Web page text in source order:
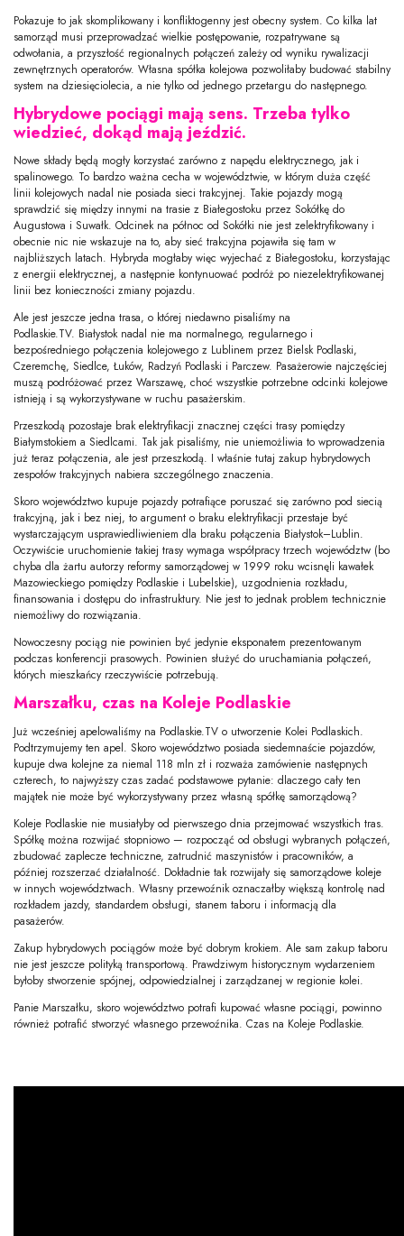
Pokazuje to jak skomplikowany i konfliktogenny jest obecny system. Co kilka lat
samorząd musi przeprowadzać wielkie postępowanie, rozpatrywane są
odwołania, a przyszłość regionalnych połączeń zależy od wyniku rywalizacji
zewnętrznych operatorów. Własna spółka kolejowa pozwoliłaby budować stabilny
system na dziesięciolecia, a nie tylko od jednego przetargu do następnego.
Hybrydowe pociągi mają sens. Trzeba tylko
wiedzieć, dokąd mają jeździć.
Nowe składy będą mogły korzystać zarówno z napędu elektrycznego, jak i
spalinowego. To bardzo ważna cecha w województwie, w którym duża część
linii kolejowych nadal nie posiada sieci trakcyjnej. Takie pojazdy mogą
sprawdzić się między innymi na trasie z Białegostoku przez Sokółkę do
Augustowa i Suwałk. Odcinek na północ od Sokółki nie jest zelektryfikowany i
obecnie nic nie wskazuje na to, aby sieć trakcyjna pojawiła się tam w
najbliższych latach. Hybryda mogłaby więc wyjechać z Białegostoku, korzystając
z energii elektrycznej, a następnie kontynuować podróż po niezelektryfikowanej
linii bez konieczności zmiany pojazdu.
Ale jest jeszcze jedna trasa, o której niedawno pisaliśmy na
Podlaskie.TV. Białystok nadal nie ma normalnego, regularnego i
bezpośredniego połączenia kolejowego z Lublinem przez Bielsk Podlaski,
Czeremchę, Siedlce, Łuków, Radzyń Podlaski i Parczew. Pasażerowie najczęściej
muszą podróżować przez Warszawę, choć wszystkie potrzebne odcinki kolejowe
istnieją i są wykorzystywane w ruchu pasażerskim.
Przeszkodą pozostaje brak elektryfikacji znacznej części trasy pomiędzy
Białymstokiem a Siedlcami. Tak jak pisaliśmy, nie uniemożliwia to wprowadzenia
już teraz połączenia, ale jest przeszkodą. I właśnie tutaj zakup hybrydowych
zespołów trakcyjnych nabiera szczególnego znaczenia.
Skoro województwo kupuje pojazdy potrafiące poruszać się zarówno pod siecią
trakcyjną, jak i bez niej, to argument o braku elektryfikacji przestaje być
wystarczającym usprawiedliwieniem dla braku połączenia Białystok–Lublin.
Oczywiście uruchomienie takiej trasy wymaga współpracy trzech województw (bo
chyba dla żartu autorzy reformy samorządowej w 1999 roku wcisnęli kawałek
Mazowieckiego pomiędzy Podlaskie i Lubelskie), uzgodnienia rozkładu,
finansowania i dostępu do infrastruktury. Nie jest to jednak problem technicznie
niemożliwy do rozwiązania.
Nowoczesny pociąg nie powinien być jedynie eksponatem prezentowanym
podczas konferencji prasowych. Powinien służyć do uruchamiania połączeń,
których mieszkańcy rzeczywiście potrzebują.
Marszałku, czas na Koleje Podlaskie
Już wcześniej apelowaliśmy na Podlaskie.TV o utworzenie Kolei Podlaskich.
Podtrzymujemy ten apel. Skoro województwo posiada siedemnaście pojazdów,
kupuje dwa kolejne za niemal 118 mln zł i rozważa zamówienie następnych
czterech, to najwyższy czas zadać podstawowe pytanie: dlaczego cały ten
majątek nie może być wykorzystywany przez własną spółkę samorządową?
Koleje Podlaskie nie musiałyby od pierwszego dnia przejmować wszystkich tras.
Spółkę można rozwijać stopniowo — rozpocząć od obsługi wybranych połączeń,
zbudować zaplecze techniczne, zatrudnić maszynistów i pracowników, a
później rozszerzać działalność. Dokładnie tak rozwijały się samorządowe koleje
w innych województwach. Własny przewoźnik oznaczałby większą kontrolę nad
rozkładem jazdy, standardem obsługi, stanem taboru i informacją dla
pasażerów.
Zakup hybrydowych pociągów może być dobrym krokiem. Ale sam zakup taboru
nie jest jeszcze polityką transportową. Prawdziwym historycznym wydarzeniem
byłoby stworzenie spójnej, odpowiedzialnej i zarządzanej w regionie kolei.
Panie Marszałku, skoro województwo potrafi kupować własne pociągi, powinno
również potrafić stworzyć własnego przewoźnika. Czas na Koleje Podlaskie.